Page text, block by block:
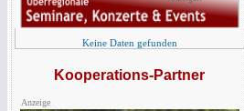
Keine Daten gefunden
Kooperations-Partner
Anzeige